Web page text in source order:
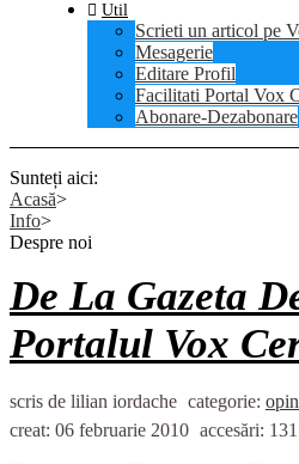
Util
Scrieti un articol pe
Mesagerie
Editare Profil
Facilitati Portal Vox
Abonare-Dezabonare
Sunteți aici:
Acasă
Info
Despre noi
De La Gazeta
Portalul Vox
scris de lilian iordache categorie:
creat: 06 februarie 2010 accesări: